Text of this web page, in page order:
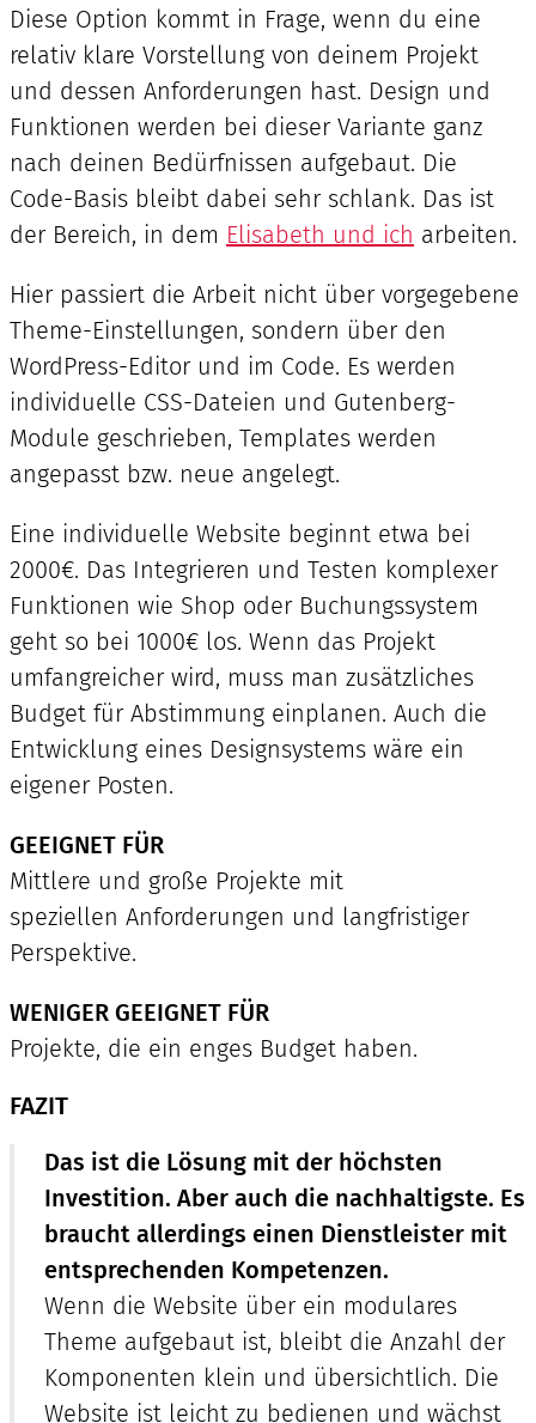
Diese Option kommt in Frage, wenn du eine
relativ klare Vorstellung von deinem Projekt
und dessen Anforderungen hast. Design und
Funktionen werden bei dieser Variante ganz
nach deinen Bedürfnissen aufgebaut. Die
Code-Basis bleibt dabei sehr schlank. Das ist
der Bereich, in dem Elisabeth und ich arbeiten.
Hier passiert die Arbeit nicht über vorgegebene
Theme-Einstellungen, sondern über den
WordPress-Editor und im Code. Es werden
individuelle CSS-Dateien und Gutenberg-
Module geschrieben, Templates werden
angepasst bzw. neue angelegt.
Eine individuelle Website beginnt etwa bei
2000€. Das Integrieren und Testen komplexer
Funktionen wie Shop oder Buchungssystem
geht so bei 1000€ los. Wenn das Projekt
umfangreicher wird, muss man zusätzliches
Budget für Abstimmung einplanen. Auch die
Entwicklung eines Designsystems wäre ein
eigener Posten.
GEEIGNET FÜR
Mittlere und große Projekte mit
speziellen Anforderungen und langfristiger
Perspektive.
WENIGER GEEIGNET FÜR
Projekte, die ein enges Budget haben.
FAZIT
Das ist die Lösung mit der höchsten
Investition. Aber auch die nachhaltigste. Es
braucht allerdings einen Dienstleister mit
entsprechenden Kompetenzen.
Wenn die Website über ein modulares
Theme aufgebaut ist, bleibt die Anzahl der
Komponenten klein und übersichtlich. Die
Website ist leicht zu bedienen und wächst